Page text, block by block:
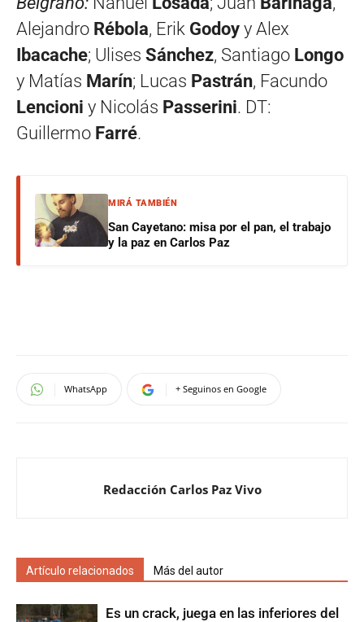
Alejandro Rébola, Erik Godoy y Alex
Ibacache; Ulises Sánchez, Santiago Longo
y Matías Marín; Lucas Pastrán, Facundo
Lencioni y Nicolás Passerini. DT:
Guillermo Farré.
MIRÁ TAMBIÉN
San Cayetano: misa por el pan, el trabajo
y la paz en Carlos Paz
WhatsApp + Seguinos en Google
Redacción Carlos Paz Vivo
Artículo relacionados Más del autor
Es un crack, juega en las inferiores del